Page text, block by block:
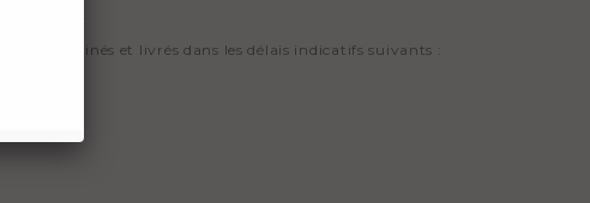
traitée.
acheminés et livrés dans les délais indicatifs suivants :